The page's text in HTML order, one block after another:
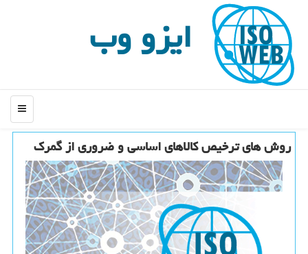
ایزو وب
منو
روش های ترخیص كالاهای اساسی و ضروری از گمرك